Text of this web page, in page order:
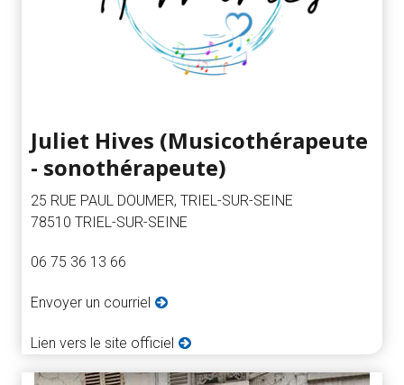
Juliet Hives (Musicothérapeute
- sonothérapeute)
25 RUE PAUL DOUMER, TRIEL-SUR-SEINE
78510 TRIEL-SUR-SEINE
06 75 36 13 66
Envoyer un courriel
Lien vers le site officiel